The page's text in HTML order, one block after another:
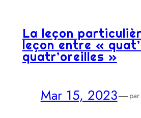
La leçon
leçon entre «
quatr’oreilles »
Mar 15, 2023—par